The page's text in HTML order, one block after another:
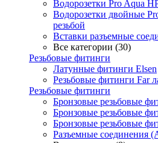
Водорозетки Pro Aqua
Водорозетки двойные
резьбой
Вставки разъемные
Все категории (30)
Резьбовые фитинги
Латунные фитинги Elsen
Резьбовые фитинги Far
Резьбовые фитинги
Бронзовые резьбовые
Бронзовые резьбовые
Бронзовые резьбовые
Разъемные соединения